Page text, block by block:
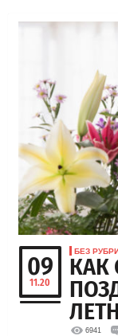
09
11.20
БЕЗ
КАК
6941